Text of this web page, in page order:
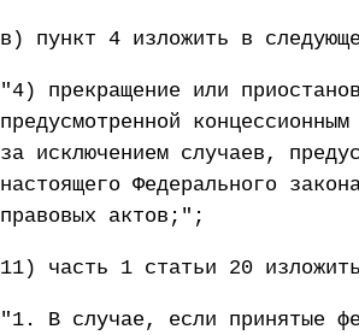
в) пункт 4 изложить в
"4) прекращение или
предусмотренной
за исключением случаев,
настоящего Федерального
правовых актов;";
11) часть 1 статьи 20
"1. В случае, если принятые